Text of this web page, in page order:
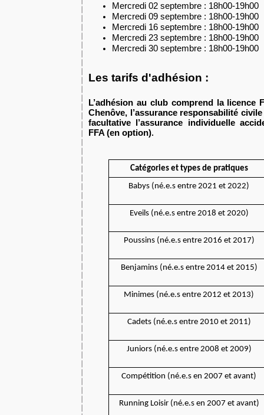
Mercredi 02 septembre : 18h00-19h00
Mercredi 09 septembre : 18h00-19h00
Mercredi 16 septembre : 18h00-19h00
Mercredi 23 septembre : 18h00-19h00
Mercredi 30 septembre : 18h00-19h00
Les tarifs d'adhésion :
L’adhésion au club comprend la licence
Chenôve, l’assurance responsabilité
facultative l’assurance individuelle
FFA (en option).
Catégories et types de pratiques
Babys (né.e.s entre 2021 et 2022)
Eveils (né.e.s entre 2018 et 2020)
Poussins (né.e.s entre 2016 et 2017)
Benjamins (né.e.s entre 2014 et 2015)
Minimes (né.e.s entre 2012 et 2013)
Cadets (né.e.s entre 2010 et 2011)
Juniors (né.e.s entre 2008 et 2009)
Compétition (né.e.s en 2007 et avant)
Running Loisir (né.e.s en 2007 et avant)